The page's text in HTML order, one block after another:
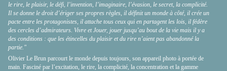
le rire, le plaisir, le défi, l’invention, l’imaginaire, l’évasion, le secret, la complicité.
Il se donne le droit d’ériger ses propres règles, il définit un monde à côté, il crée un
pacte entre les protagonistes, il attache tous ceux qui en partagent les lois, il fédère
des cercles d’admirateurs. Vivre et Jouer, jouer jusqu’au bout de la vie mais il y a
des conditions : que les étincelles du plaisir et du rire n’aient pas abandonné la
partie."
Olivier Le Brun parcourt le monde depuis toujours, son appareil photo à portée de
main. Fasciné par l’excitation, le rire, la complicité, la concentration et la gamme